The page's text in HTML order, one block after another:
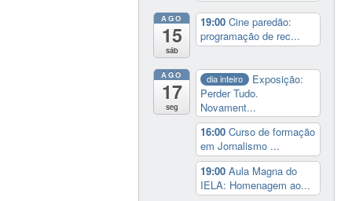
AGO
15
sáb
19:00Cine paredão:
programação de rec...
AGO
17
seg
dia inteiro
Exposição:
Perder Tudo.
Novament...
16:00Curso de formação
em Jornalismo ...
19:00Aula Magna do
IELA: Homenagem ao...